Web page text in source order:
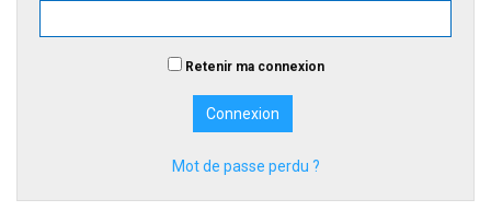
Retenir ma connexion
Mot de passe perdu ?